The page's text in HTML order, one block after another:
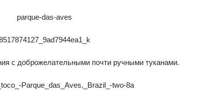
с доброжелательными почти ручными туканами.